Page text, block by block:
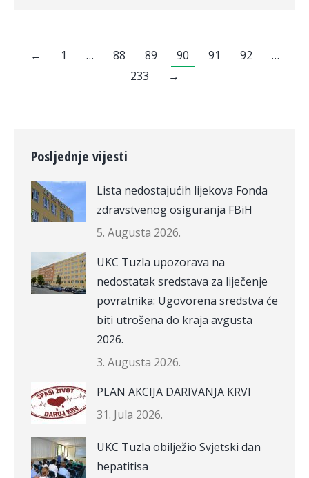
← 1 … 88 89 90 91 92
…
233
→
Posljednje vijesti
Lista nedostajućih lijekova Fonda
zdravstvenog osiguranja FBiH
5. Augusta 2026.
UKC Tuzla upozorava na
nedostatak sredstava za liječenje
povratnika: Ugovorena sredstva će
biti utrošena do kraja avgusta
2026.
3. Augusta 2026.
PLAN AKCIJA DARIVANJA KRVI
31. Jula 2026.
UKC Tuzla obilježio Svjetski dan
hepatitisa